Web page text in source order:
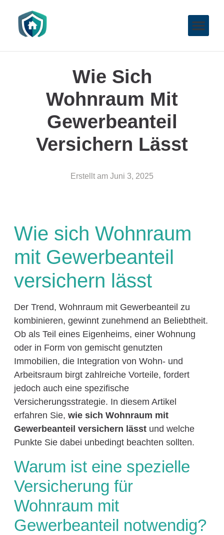
Wie Sich
Wohnraum Mit
Gewerbeanteil
Versichern Lässt
Erstellt am Juni 3, 2025
Wie sich Wohnraum
mit Gewerbeanteil
versichern lässt
Der Trend, Wohnraum mit Gewerbeanteil zu
kombinieren, gewinnt zunehmend an Beliebtheit.
Ob als Teil eines Eigenheims, einer Wohnung
oder in Form von gemischt genutzten
Immobilien, die Integration von Wohn- und
Arbeitsraum birgt zahlreiche Vorteile, fordert
jedoch auch eine spezifische
Versicherungsstrategie. In diesem Artikel
erfahren Sie, wie sich Wohnraum mit
Gewerbeanteil versichern lässtund welche
Punkte Sie dabei unbedingt beachten sollten.
Warum ist eine spezielle
Versicherung für
Wohnraum mit
Gewerbeanteil notwendig?